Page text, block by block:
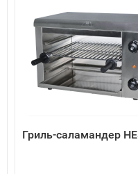
Гриль-саламандер